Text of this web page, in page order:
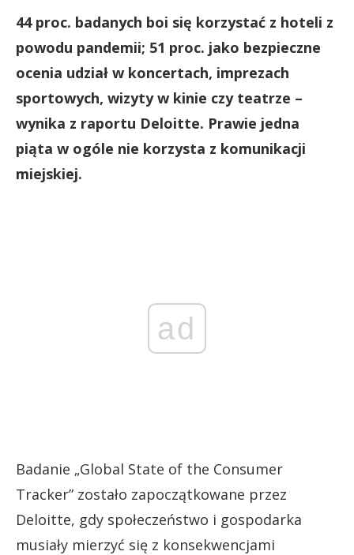
44 proc. badanych boi się korzystać z hoteli z
powodu pandemii; 51 proc. jako bezpieczne
ocenia udział w koncertach, imprezach
sportowych, wizyty w kinie czy teatrze –
wynika z raportu Deloitte. Prawie jedna
piąta w ogóle nie korzysta z komunikacji
miejskiej.
ad
Badanie „Global State of the Consumer
Tracker” zostało zapoczątkowane przez
Deloitte, gdy społeczeństwo i gospodarka
musiały mierzyć się z konsekwencjami